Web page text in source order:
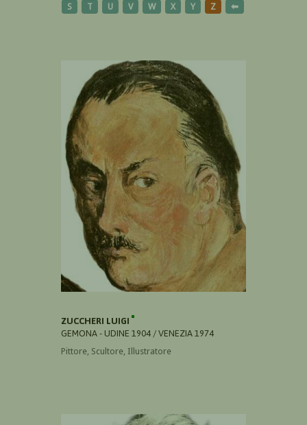
S T U V W X Y Z ⬅
ZUCCHERI LUIGI
GEMONA - UDINE 1904 / VENEZIA 1974
Pittore, Scultore, Illustratore